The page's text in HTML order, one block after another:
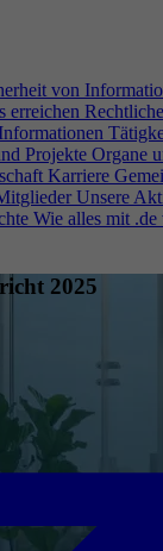
von
erreichen
Projekte Organe
Karriere
Unsere
Wie alles mit .de
2025